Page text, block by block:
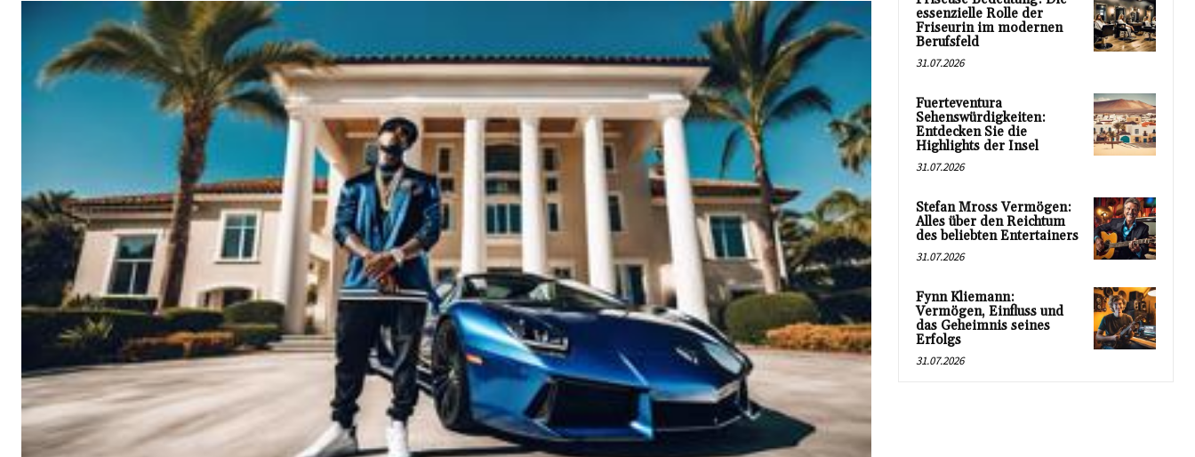
essenzielle Rolle der
Friseurin im modernen
Berufsfeld
31.07.2026
Fuerteventura
Sehenswürdigkeiten:
Entdecken Sie die
Highlights der Insel
31.07.2026
Stefan Mross Vermögen:
Alles über den Reichtum
des beliebten Entertainers
31.07.2026
Fynn Kliemann:
Vermögen, Einfluss und
das Geheimnis seines
Erfolgs
31.07.2026